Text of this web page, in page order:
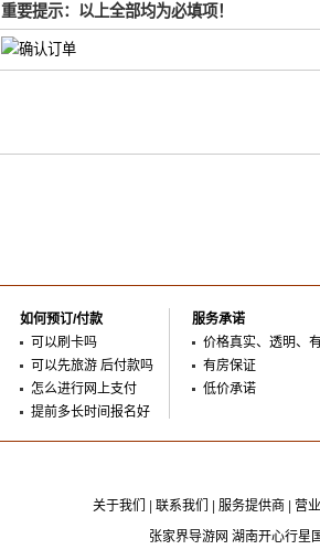
重要提示：以上全部均为必填项！
如何预订/付款
可以刷卡吗
可以先旅游 后付款吗
怎么进行网上支付
提前多长时间报名好
服务承诺
价格真实、透明、
有房保证
低价承诺
关于我们 联系我们 服务提供商
营
张家界导游网 湖南开心行星